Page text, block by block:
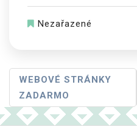
Nezařazené
Navigace
Pro
Příspěvek
WEBOVÉ STRÁNKY
ZADARMO